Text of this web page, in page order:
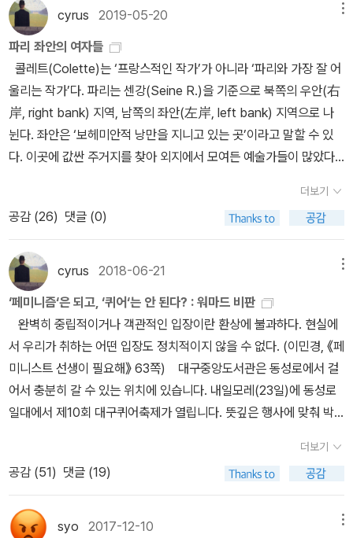
이해하기 힘들 것이다. 책의 옮긴이가 친절하게 주를 달아 설명하고
있지만, 방대한 내용을 수월하게 따라가기 위해선 이 책을 읽기 전에
기본적인 퀴어 용어를 숙지하는 것이 낫다. 퀴어(Queer)의 사전적
의미는 ‘기묘한, 이상한, 괴상한’이다. 처음에는 동성애자를 비하하는
뜻으로 사용됐지만 1980년대 이후 동성애 운동가들에 의해 긍정적
으로 수용된 단어이다. 여성 역할을 하는 게이를 보텀(Bottom), 남
성 역할의 게이를 톱(Top)이라 부른다. 레즈비언 남성 역할은 부치
(Butch), 여성 역할은 펨(Femme)이라 칭한다. 그러나 이는 동성애
를 이성애 규범성(heteronormativity)으로 본 것이고, 동성애를 성
애의 역할에 한정시킨 것이라는 비판도 있다. 드랙 킹(Drag King)과
남자다. 이들은 공연 행위를 통해 반대의 성이 되거나 중간자적 성의
경계를 즐긴다. 트리바드(tribade)는 레즈비언의 동의어이며 레즈비
언 간의 비삽입 성행위를 의미하기도 한다. 트랜스젠더(Transgend
er)와 트랜스섹슈얼(transsexual)은 거의 같은 뜻으로 사용되지만
조금씩 다르다. 먼저 트랜스섹슈얼은 정신적인 성에 육체적인 성을
일치시키려는 사람, 즉 성호르몬 투여와 성전환수술을 하는 사람을
가리킨다. 트랜스젠더는 꼭 수술이나 성호르몬을 투여하진 않더라도
한 사회에서 요구하는 젠더 규범에 부합하지 않는 사람들을 모두 포
성은 남성에서 여성의 몸으로 전환한 트랜스젠더, FTM(female-to
-male) 트랜스남성은 여성에서 남성의 몸으로 전환한 트랜스젠더이
다. 핼버스탬은 생물학적 특징에 따라 여성과 남성을 구분하는 생물
학적 본질주의와 ‘남성성-여성성’ 등 삶의 형태를 억압적으로 작동시
의 스크린은 서로를 바라본다』다. 첫 소설 중반을 읽으면서부터 당혹
감이 엄습했다. 도대체 작가가 평범하지 않은 인물의 특이한 삶을 묘
사하면서 독자인 우리에게 무엇을 말하고 싶은 거지? “너도 쉽지 않
네.” 안젤라가 말했다.(정지돈, 『우리의 스크린은 서로를 바라본다』
중에서, 17쪽)‘정 작가의 글도 쉽지 않네.’ 정 작가의 소설을 즐겨 읽
지 않은 나는 말했다. 세 번째 소설 『B! D! F! W!』는 처음부터 끝까지
난해의 극치를 보여준다. 정 작가의 글을 처음 읽는 독자라면 『B! D!
F! W!』를 읽는 순간 분명 이렇게 말했을 것이다.씨발, 이게 뭐야.
(정지돈, 『나, 슈프림』 중에서, 144쪽)나뿐만 아니라 《인생 연구》 독
서 모임에 참석하기로 한 다른 분들도 『B! D! F! W!』를 읽는 내내 ‘충
발제를 어떻게 내면 좋을지 엄청 고민했다.처음에는 이상했다. 그런
데 다음 소설을 계속 읽어나갈수록 이상한 이야기에 흥미를 느꼈
다. 해석하고 생각하기를 멈춘 채 그냥 쭉 읽었다. 어쩌면 정 작가의
소설에 익숙해지려면 이런 식으로 읽어야 할지도 모른다.『우리의 스
크린은...』의 주인공은 안젤라다. 소설 속 화자는 안젤라의 전 연인이
다. 그는 안젤라의 괴팍한 행동과 자유분방한 연애 편력(양성애)을 관
찰하듯이 서술한다. 그리고 안젤라의 전 남자친구마저 이해하지 못하
는 성적 도착증(신체 절단 애호증)도 언급한다. 안젤라는 평범한 여성
용어가 된 퀴어는 원래 ‘기이한’, ‘이상한’을 뜻하는 단어다. 정 작가의
말을 빌리자면 독자는 《인생 연구》를 읽으면서 ‘익숙하지 않고, 이해
할 수 없고, 비인간적으로 생각되는’ 존재를 만난다. * 폴 B. 프레시아
도 《대항성 선언》 (포이에시스, 2022)안젤라는 자신이 좋아하는 철
cyrus 2019-05-20
파리 좌안의 여자들
콜레트(Colette)는 ‘프랑스적인 작가’가 아니라 ‘파리와 가장 잘 어
울리는 작가’다. 파리는 센강(Seine R.)을 기준으로 북쪽의 우안(右
岸, right bank) 지역, 남쪽의 좌안(左岸, left bank) 지역으로 나
뉜다. 좌안은 ‘보헤미안적 낭만을 지니고 있는 곳’이라고 말할 수 있
다. 이곳에 값싼 주거지를 찾아 외지에서 모여든 예술가들이 많았다.
《파리는 여자였다》 (에디션더블유, 2008) 1920~1930년대 파
리 좌안에 터전으로 삼은 여성들이 있었다. 그녀들은 자유와 해방을
만끽했고, 당시 문화와 유행의 흐름을 이끌기도 했다. 미국의 작가이
자 다큐멘터리 영화감독인 안드레아 와이스(Andrea Weiss)의 《파
리는 여자였다》는 멋 좀 부릴 줄 알고, 글을 쓰거나 그림을 그리던 ‘파
리 좌안의 여자들(레프트뱅크의 여자들)’을 소개한 책이다. 레
프트뱅크의 여자들 가운데 가장 두드러진 창작 활동을 펼친 콜레트,
레즈비언 커플 래드클리프 홀(Radclyffe Hall)과 우나 트루브리지
(Una Troubridge), 르네 비비엔(Renée Vivien)과 나탈리 클리포
드 바니(Natalie Clifford Barney) 등은 서로를 알아봤고 친밀한 관
(펭귄클래식코리아, 2008)* 주디스 잭 핼버스탬 《여성의 남성성》
즈비언을 주인공으로 내세운 장편소설 《고독의 우물》을 발표했다. 그
러나 이 책에 묘사된 레즈비언의 사랑이 미풍양속을 해친다는 이유로
더보기
공감 (26) 댓글 (0)
cyrus 2018-06-21
‘페미니즘‘은 되고, ‘퀴어‘는 안 된다? : 워마드 비판
완벽히 중립적이거나 객관적인 입장이란 환상에 불과하다. 현실에
서 우리가 취하는 어떤 입장도 정치적이지 않을 수 없다. (이민경, 《페
미니스트 선생이 필요해》 63쪽) 대구중앙도서관은 동성로에서 걸
어서 충분히 갈 수 있는 위치에 있습니다. 내일모레(23일)에 동성로
일대에서 제10회 대구퀴어축제가 열립니다. 뜻깊은 행사에 맞춰 박
앙도서관에 희망도서로 신청했습니다. 이때가 5월 중순이었고, 때마
침 나온 《지금 여기 페미니즘X민주주의》(교유서가, 2018)도 같이
신청했어요. 한 달 지나고 나서 신청도서 처리 결과를 확인했습니
다. 아니, 이럴 수가! 한 권은 취소됐습니다. 그 한 권이 《조선의 퀴어》
더보기
공감 (51) 댓글 (19)
syo 2017-12-10